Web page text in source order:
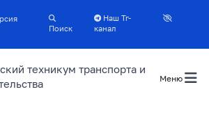
Поиск
Наш Тг-
канал
техникум транспорта и
Меню